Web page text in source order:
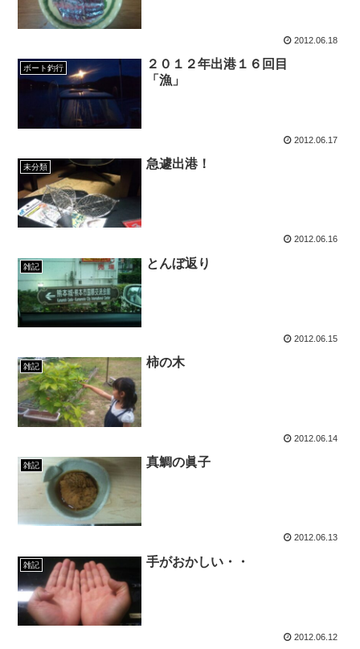
2012.06.18
ボート釣行
２０１２年出港１６回目
「漁」
2012.06.17
未分類 急遽出港！
2012.06.16
雑記 とんぼ返り
2012.06.15
雑記 柿の木
2012.06.14
雑記 真鯛の眞子
2012.06.13
雑記 手がおかしい・・
2012.06.12